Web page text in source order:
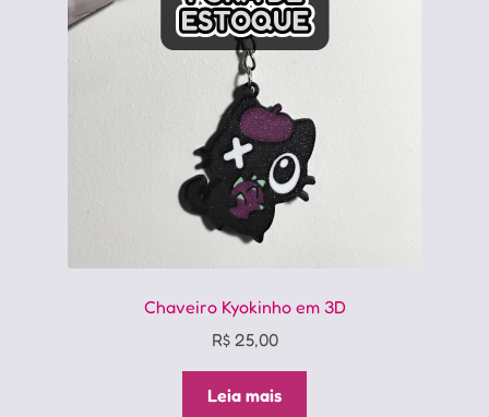
Chaveiro Kyokinho em 3D
R$25,00
Leia mais